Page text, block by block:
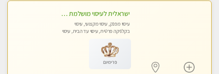
ישראלית לעיסוי מושלמת לעיסוי מושלם ואיכותי במיוחד !
עיסוי מפנק, עיסוי מקצועי, עיסוי
בקלניקה פרטית, עיסוי עד הבית, עיסוי
פרימיום